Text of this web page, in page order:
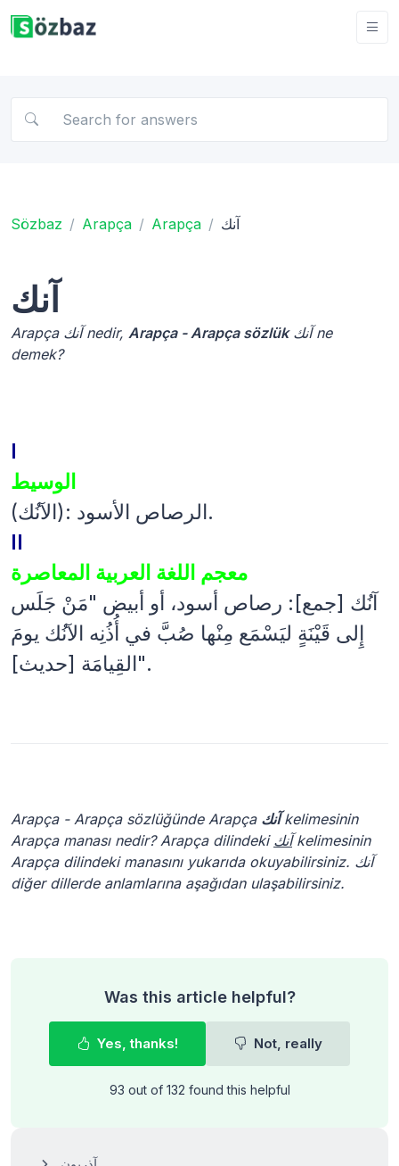
Sözbaz Arapça Arapça آنك
آنك
Arapça آنك nedir, Arapça - Arapça sözlükآنك ne
demek?
I
الوسيط
(الآنُك): الرصاص الأسود.
II
معجم اللغة العربية المعاصرة
آنُك [جمع]: رصاص أسود، أو أبيض "مَنْ جَلَس
إِلى قَيْنَةٍ ليَسْمَع مِنْها صُبَّ في أُذُنِه الآنُك يومَ
القِيامَة [حديث]".
Arapça - Arapça sözlüğünde Arapça آنكkelimesinin
Arapça manası nedir? Arapça dilindeki آنكkelimesinin
Arapça dilindeki manasını yukarıda okuyabilirsiniz. آنك
diğer dillerde anlamlarına aşağıdan ulaşabilirsiniz.
Was this article helpful?
Yes, thanks! Not, really
93 out of 132 found this helpful